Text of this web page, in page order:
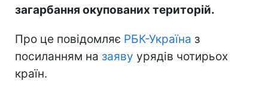
загарбання окупованих територій.
Про це повідомляє РБК-Україна з
посиланням на заяву урядів чотирьох
країн.